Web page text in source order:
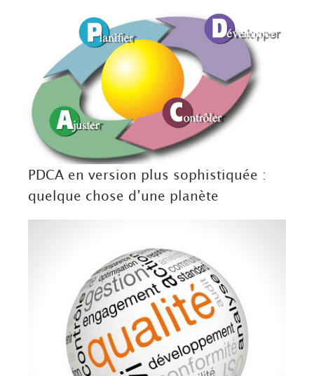
PDCA en version plus sophistiquée :
quelque chose d’une planète